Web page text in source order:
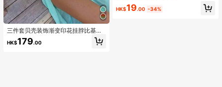
三件套贝壳装饰渐变印花挂脖比基尼
套装，搭配侧开衩长裙，高端时尚沙
滩泳装，女士夏季海滩度假必备
HK$179.00
HK$19.00 -34%